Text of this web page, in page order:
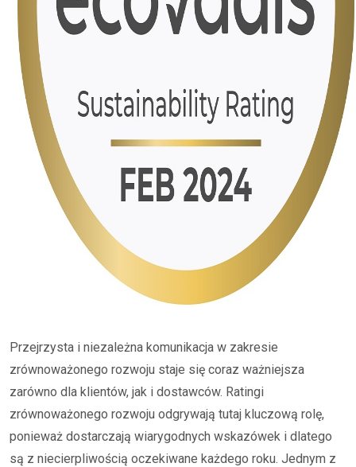
Przejrzysta i niezależna komunikacja w zakresie
zrównoważonego rozwoju staje się coraz ważniejsza
zarówno dla klientów, jak i dostawców. Ratingi
zrównoważonego rozwoju odgrywają tutaj kluczową rolę,
ponieważ dostarczają wiarygodnych wskazówek i dlatego
są z niecierpliwością oczekiwane każdego roku. Jednym z